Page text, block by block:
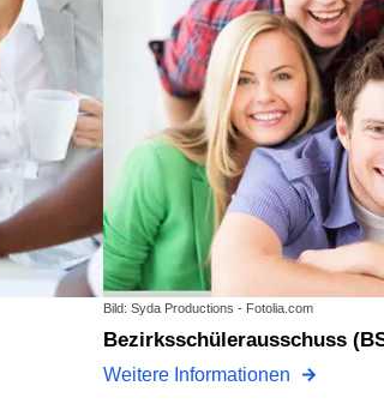
Bild: Syda Productions - Fotolia.com
Bezirksschülerausschuss
Weitere Informationen